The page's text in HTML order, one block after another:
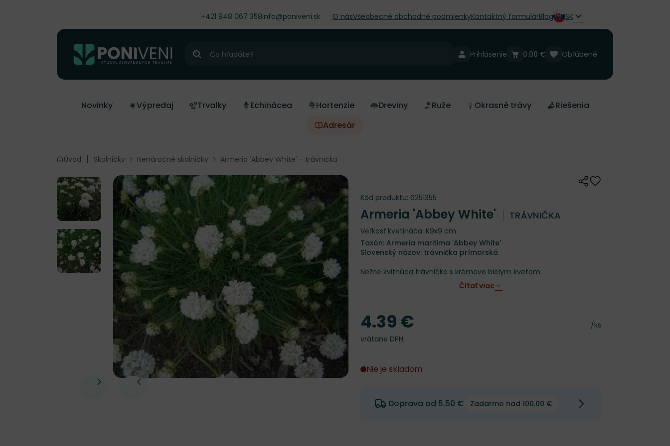
+421 948 067 358info@poniveni.sk O násVšeobecné obchodné podmienkyKontaktný formulárBlog SK
Hľadať
Prihlásenie Obľúbené
0.00 €
Novinky Výpredaj Trvalky Echinácea Hortenzie Dreviny Ruže Okrasné trávy
Riešenia
Adresár
Úvod Skalničky Nenáročné skalničky Armeria 'Abbey White' - trávnička
ZdieľaťOdober do
Kód produktu: 6251355
Armeria 'Abbey White' TRÁVNIČKA
Veľkosť kvetináča: K9x9 cm
Taxón: Armeria maritima 'Abbey White'
Slovenský názov: trávnička prímorská
Nežne kvitnúca trávnička s krémovo bielym kvetom.
Čítať viac
Cena za kus
/ks
Cena
4.39 €
vrátane DPH
Nie je skladom
Doprava od 5.50 € Zadarmo nad 100.00 €